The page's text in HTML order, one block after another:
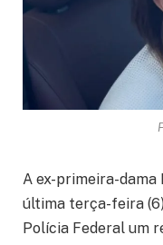
A ex-primeira-dama
última terça-feira
Polícia Federal um